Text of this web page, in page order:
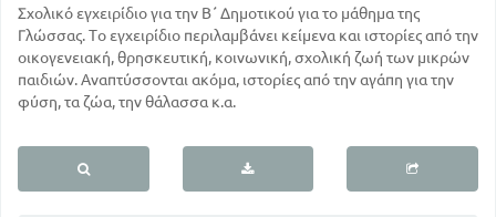
Σχολικό εγχειρίδιο για την Β΄ Δημοτικού για το μάθημα της
Γλώσσας. Το εγχειρίδιο περιλαμβάνει κείμενα και ιστορίες από την
οικογενειακή, θρησκευτική, κοινωνική, σχολική ζωή των μικρών
παιδιών. Αναπτύσσονται ακόμα, ιστορίες από την αγάπη για την
φύση, τα ζώα, την θάλασσα κ.α.